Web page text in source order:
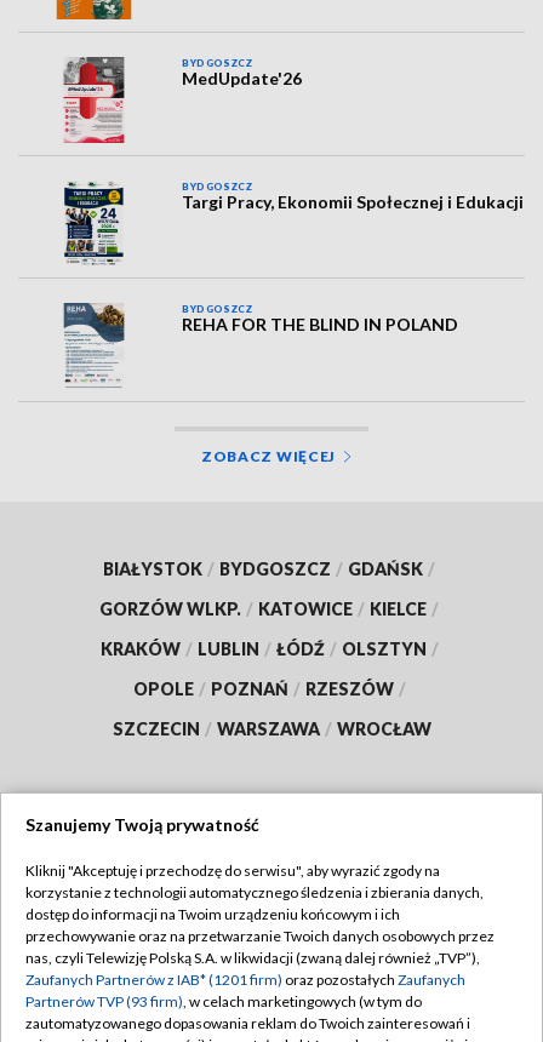
BYDGOSZCZ
MedUpdate'26
BYDGOSZCZ
Targi Pracy, Ekonomii Społecznej i Edukacji
BYDGOSZCZ
REHA FOR THE BLIND IN POLAND
ZOBACZ WIĘCEJ
BIAŁYSTOK / BYDGOSZCZ / GDAŃSK /
GORZÓW WLKP. / KATOWICE / KIELCE /
KRAKÓW / LUBLIN / ŁÓDŹ / OLSZTYN /
OPOLE / POZNAŃ / RZESZÓW /
SZCZECIN / WARSZAWA / WROCŁAW
TVP
Abonament TVP
Emisja w TVP
Centrum informacji TVP
Regulamin TVP
Polityka prywatności
Moje zgody
Szanujemy Twoją prywatność
Kliknij "Akceptuję i przechodzę do serwisu", aby wyrazić zgody na
korzystanie z technologii automatycznego śledzenia i zbierania danych,
dostęp do informacji na Twoim urządzeniu końcowym i ich
przechowywanie oraz na przetwarzanie Twoich danych osobowych przez
nas, czyli Telewizję Polską S.A. w likwidacji (zwaną dalej również „TVP”),
Zaufanych Partnerów z IAB* (1201 firm) oraz pozostałych Zaufanych
Partnerów TVP (93 firm), w celach marketingowych (w tym do
zautomatyzowanego dopasowania reklam do Twoich zainteresowań i